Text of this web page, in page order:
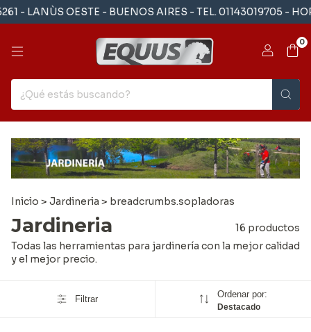
LANÙS OESTE - BUENOS AIRES - TEL. 01143019705 -
0
Inicio > Jardineria > breadcrumbs.sopladoras
Jardineria
16 productos
Todas las herramientas para jardinería con la mejor calidad
y el mejor precio.
Filtrar Ordenar por:
Destacado